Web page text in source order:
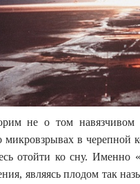
не о том навязчивом
микровзрывах в черепной
отойти ко сну.
являясь плодом так